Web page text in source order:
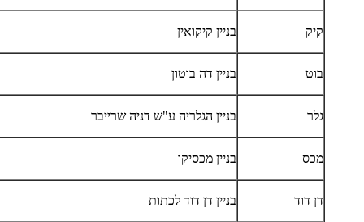
קיק בניין קיקואין
בוט בניין דה בוטון
גלר בניין הגלריה ע"ש דניה שרייבר
מכס בניין מכסיקו
דן דוד בניין דן דוד לכתות